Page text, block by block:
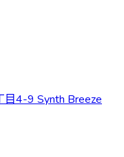
4-9 Synth Breeze